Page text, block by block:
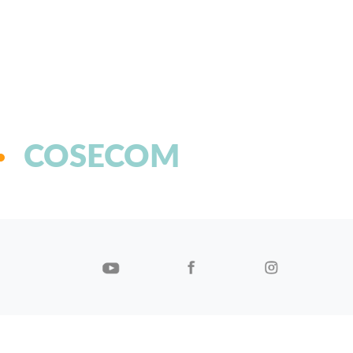
COSECOM